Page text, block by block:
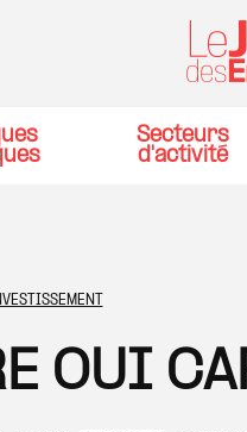
Secteurs
d'activité
OUI